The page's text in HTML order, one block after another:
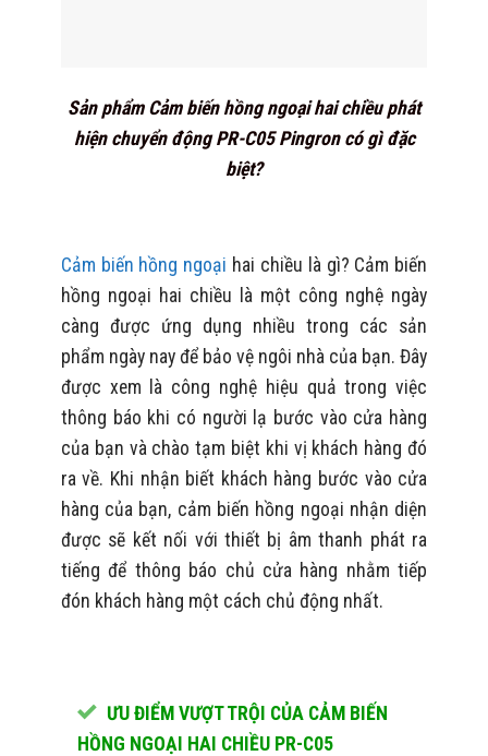
Sản phẩm Cảm biến hồng ngoại hai chiều phát
hiện chuyển động PR-C05 Pingron có gì đặc
biệt?
Cảm biến hồng ngoại hai chiều là gì? Cảm biến
hồng ngoại hai chiều là một công nghệ ngày
càng được ứng dụng nhiều trong các sản
phẩm ngày nay để bảo vệ ngôi nhà của bạn. Đây
được xem là công nghệ hiệu quả trong việc
thông báo khi có người lạ bước vào cửa hàng
của bạn và chào tạm biệt khi vị khách hàng đó
ra về. Khi nhận biết khách hàng bước vào cửa
hàng của bạn, cảm biến hồng ngoại nhận diện
được sẽ kết nối với thiết bị âm thanh phát ra
tiếng để thông báo chủ cửa hàng nhằm tiếp
đón khách hàng một cách chủ động nhất.
ƯU ĐIỂM VƯỢT TRỘI CỦA CẢM BIẾN
HỒNG NGOẠI HAI CHIỀU PR-C05